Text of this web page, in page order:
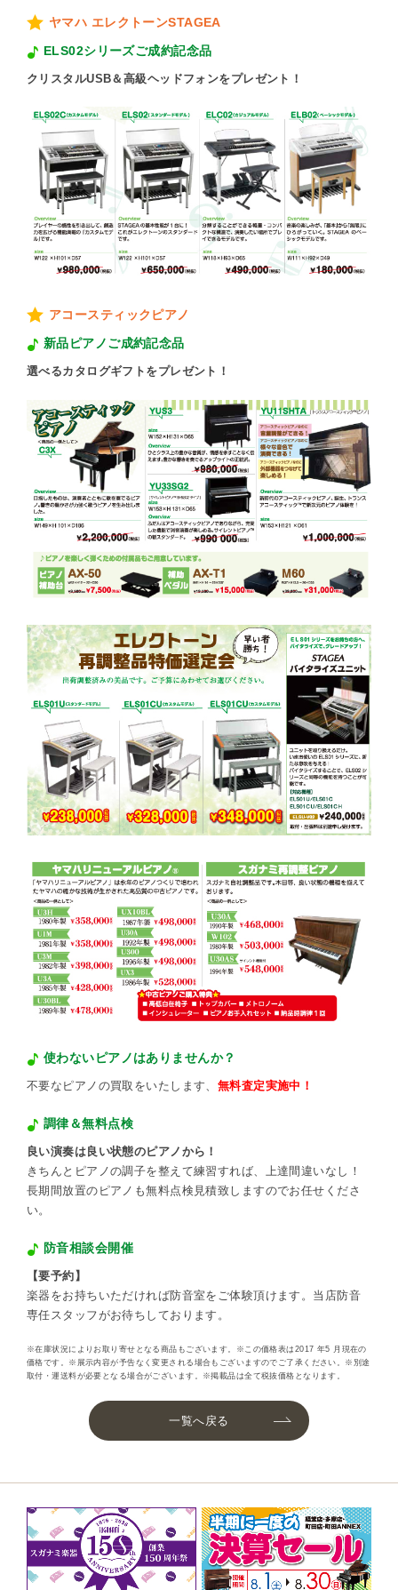
ヤマハ エレクトーンSTAGEA
ELS02シリーズご成約記念品
クリスタルUSB＆高級ヘッドフォンをプレゼント！
アコースティックピアノ
新品ピアノご成約記念品
選べるカタログギフトをプレゼント！
使わないピアノはありませんか？
不要なピアノの買取をいたします、 無料査定実施中！
調律＆無料点検
良い演奏は良い状態のピアノから！
きちんとピアノの調子を整えて練習すれば、上達間違いなし！
長期間放置のピアノも無料点検見積致しますのでお任せくださ
い。
防音相談会開催
【要予約】
楽器をお持ちいただければ防音室をご体験頂けます。当店防音
専任スタッフがお待ちしております。
※在庫状況によりお取り寄せとなる商品もございます。※この価格表は2017 年5 月現在の
価格です。※展示内容が予告なく変更される場合もございますのでご了承ください。※別途
取付・運送料が必要となる場合がございます。※掲載品は全て税抜価格となります。
一覧へ戻る